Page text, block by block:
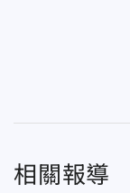
相關報導